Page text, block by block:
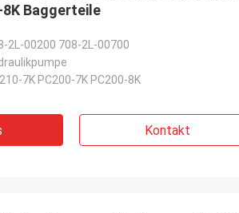
8K Baggerteile
2L-00200 708-2L-00700
7K PC200-7K PC200-8K
Kontakt